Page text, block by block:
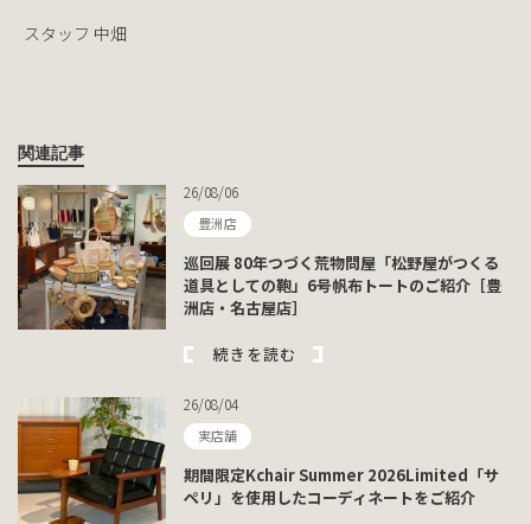
スタッフ 中畑
関連記事
26/08/06
豊洲店
巡回展 80年つづく荒物問屋「松野屋がつくる
道具としての鞄」6号帆布トートのご紹介［豊
洲店・名古屋店］
続きを読む
26/08/04
実店舗
期間限定Kchair Summer 2026Limited「サ
ペリ」を使用したコーディネートをご紹介